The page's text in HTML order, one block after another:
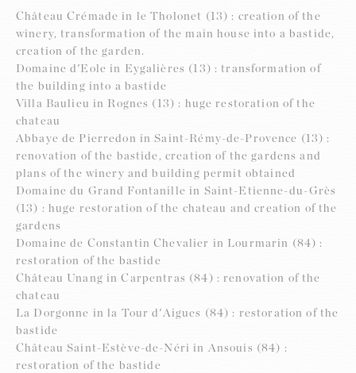
Château Crémade in le Tholonet (13) : creation of the
winery, transformation of the main house into a bastide,
creation of the garden.
Domaine d'Eole in Eygalières (13) : transformation of
the building into a bastide
Villa Baulieu in Rognes (13) : huge restoration of the
chateau
Abbaye de Pierredon in Saint-Rémy-de-Provence (13) :
renovation of the bastide, creation of the gardens and
plans of the winery and building permit obtained
Domaine du Grand Fontanille in Saint-Etienne-du-Grès
(13) : huge restoration of the chateau and creation of the
gardens
Domaine de Constantin Chevalier in Lourmarin (84) :
restoration of the bastide
Château Unang in Carpentras (84) : renovation of the
chateau
La Dorgonne in la Tour d'Aigues (84) : restoration of the
bastide
Château Saint-Estève-de-Néri in Ansouis (84) :
restoration of the bastide